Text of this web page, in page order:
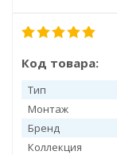
Код товара:
Тип
Монтаж
Бренд
Коллекция